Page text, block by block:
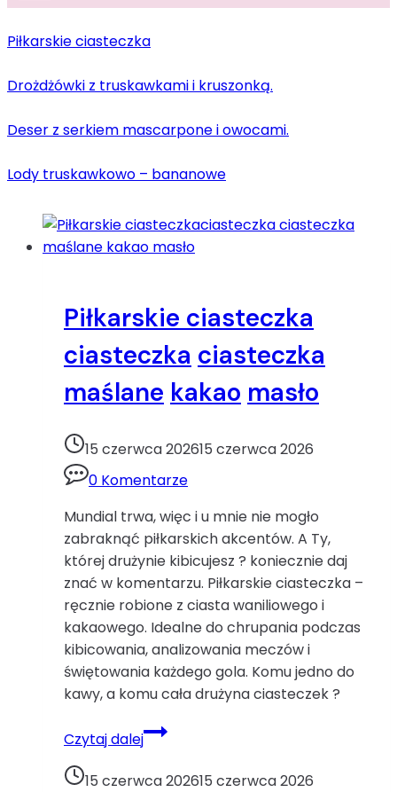
Piłkarskie ciasteczka
Drożdżówki z truskawkami i kruszonką.
Deser z serkiem mascarpone i owocami.
Lody truskawkowo – bananowe
Piłkarskie ciasteczka
ciasteczka ciasteczka
maślane kakao masło
15 czerwca 202615 czerwca 2026
0 Komentarze
Mundial trwa, więc i u mnie nie mogło
zabraknąć piłkarskich akcentów. A Ty,
której drużynie kibicujesz ? koniecznie daj
znać w komentarzu. Piłkarskie ciasteczka –
ręcznie robione z ciasta waniliowego i
kakaowego. Idealne do chrupania podczas
kibicowania, analizowania meczów i
świętowania każdego gola. Komu jedno do
kawy, a komu cała drużyna ciasteczek ?
Czytaj dalejPiłkarskie
ciasteczkaciasteczka
ciasteczka
15 czerwca 202615 czerwca 2026